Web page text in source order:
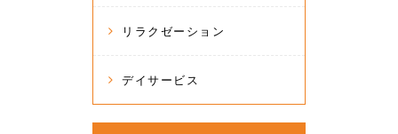
リラクゼーション
デイサービス